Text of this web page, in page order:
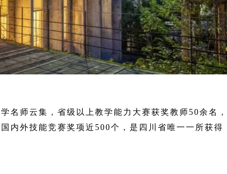
名师云集，省级以上教学能力大赛获奖教师50余名，
内外技能竞赛奖项近500个，是 四川省唯一一所获得